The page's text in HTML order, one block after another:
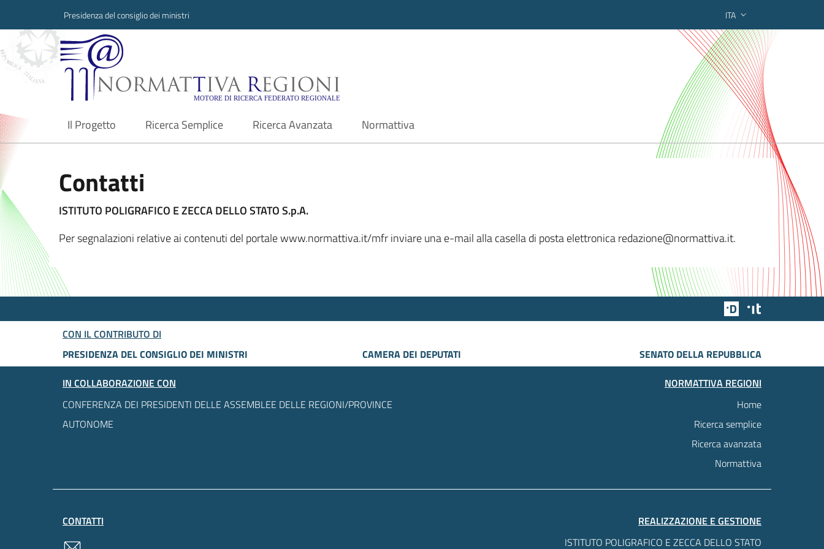
Presidenza del consiglio dei ministri ITA
Normattiva Regioni - Motore di ricerca federato regionale
Il Progetto
current Ricerca Semplice Ricerca Avanzata Normattiva
Contatti
ISTITUTO POLIGRAFICO E ZECCA DELLO STATO S.p.A.
Per segnalazioni relative ai contenuti del portale www.normattiva.it/mfr inviare una e-mail alla casella di posta elettronica redazione@normattiva.it.
Team Digitale
CON IL CONTRIBUTO DI
PRESIDENZA DEL CONSIGLIO DEI MINISTRI
CAMERA DEI DEPUTATI
SENATO DELLA REPUBBLICA
IN COLLABORAZIONE CON
CONFERENZA DEI PRESIDENTI DELLE ASSEMBLEE DELLE REGIONI/PROVINCE
AUTONOME
NORMATTIVA REGIONI
Home
Ricerca semplice
Ricerca avanzata
Normattiva
CONTATTI
REALIZZAZIONE E GESTIONE
ISTITUTO POLIGRAFICO E ZECCA DELLO STATO